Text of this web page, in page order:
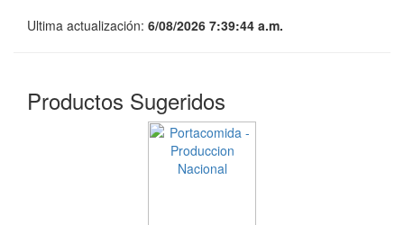
Ultima actualización: 6/08/2026 7:39:44 a.m.
Productos Sugeridos